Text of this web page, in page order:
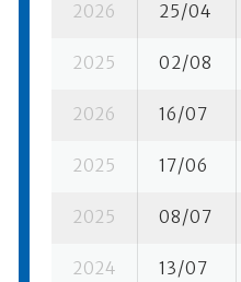
2026 25/04
2025 02/08
2026 16/07
2025 17/06
2025 08/07
2024 13/07